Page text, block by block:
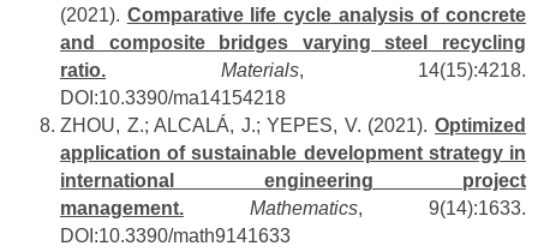
(2021). Comparative life cycle analysis of concrete
and composite bridges varying steel recycling
ratio.
Materials, 14(15):4218.
DOI:10.3390/ma14154218
ZHOU, Z.; ALCALÁ, J.; YEPES, V. (2021). Optimized
application of sustainable development strategy in
international engineering project
management.
Mathematics, 9(14):1633.
DOI:10.3390/math9141633